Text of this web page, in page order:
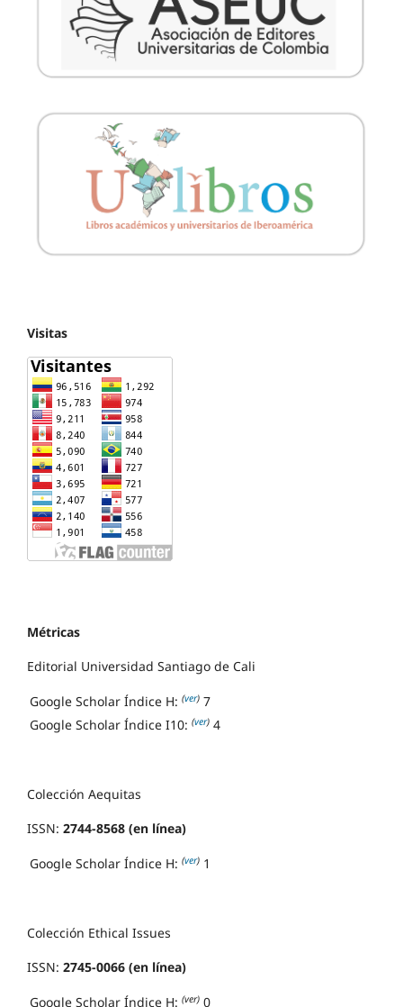
Visitas
Métricas
Editorial Universidad Santiago de Cali
Google Scholar Índice H: (ver) 7
Google Scholar Índice I10: (ver) 4
Colección Aequitas
ISSN: 2744-8568 (en línea)
Google Scholar Índice H: (ver) 1
Colección Ethical Issues
ISSN: 2745-0066 (en línea)
Google Scholar Índice H: (ver) 0